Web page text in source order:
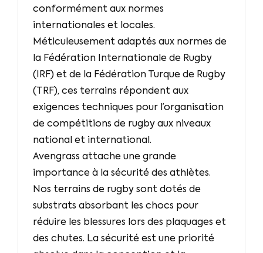
conformément aux normes
internationales et locales.
Méticuleusement adaptés aux normes de
la Fédération Internationale de Rugby
(IRF) et de la Fédération Turque de Rugby
(TRF), ces terrains répondent aux
exigences techniques pour l’organisation
de compétitions de rugby aux niveaux
national et international.
Avengrass attache une grande
importance à la sécurité des athlètes.
Nos terrains de rugby sont dotés de
substrats absorbant les chocs pour
réduire les blessures lors des plaquages et
des chutes. La sécurité est une priorité